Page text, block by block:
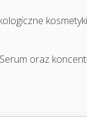
kosmetyki
Serum oraz